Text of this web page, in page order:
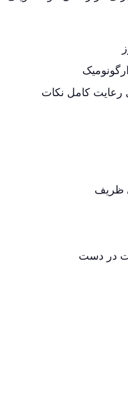
رعایت کامل نکات
ظریف
در دست